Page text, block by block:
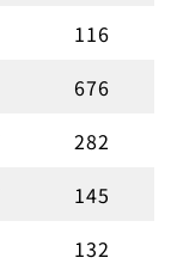
116
676
282
145
132